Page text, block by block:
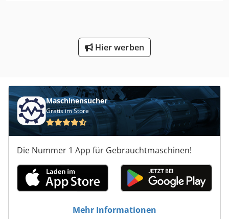
Hier werben
Maschinensucher
Gratis im Store
Die Nummer 1 App für Gebrauchtmaschinen!
Mehr Informationen